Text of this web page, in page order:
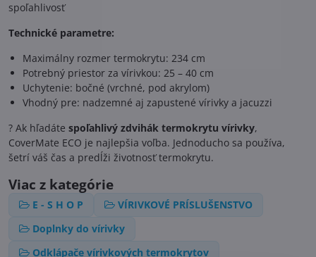
spoľahlivosť
Technické parametre:
Maximálny rozmer termokrytu: 234 cm
Potrebný priestor za vírivkou: 25 – 40 cm
Uchytenie: bočné (vrchné, pod akrylom)
Vhodný pre: nadzemné aj zapustené vírivky a jacuzzi
? Ak hľadáte spoľahlivý zdvihák termokrytu vírivky,
CoverMate ECO je najlepšia voľba. Jednoducho sa používa,
šetrí váš čas a predĺži životnosť termokrytu.
Viac z kategórie
E - S H O P
VÍRIVKOVÉ PRÍSLUŠENSTVO
Doplnky do vírivky
Odklápače vírivkových termokrytov